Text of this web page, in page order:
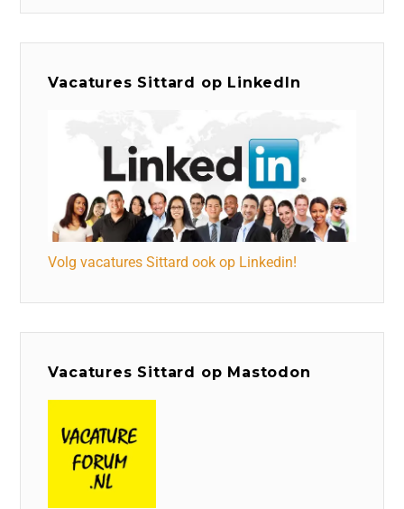
Vacatures Sittard op LinkedIn
Volg vacatures Sittard ook op Linkedin!
Vacatures Sittard op Mastodon